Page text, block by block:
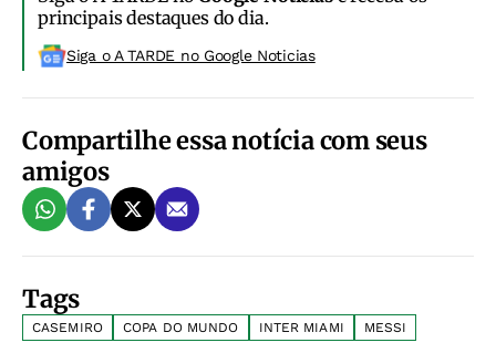
principais destaques do dia.
Siga o A TARDE no Google Noticias
Compartilhe essa notícia com seus
amigos
Tags
CASEMIRO COPA DO MUNDO INTER MIAMI MESSI